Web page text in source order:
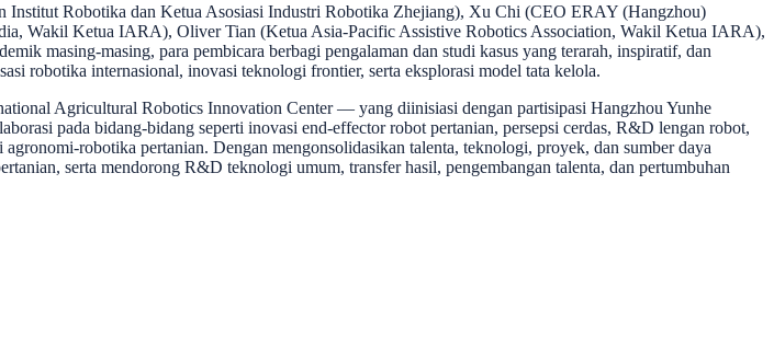
Robotika dan Ketua Asosiasi Industri Robotika Zhejiang), Xu Chi (CEO ERAY (Hangzhou)
Wakil Ketua IARA), Oliver Tian (Ketua Asia-Pacific Assistive Robotics Association, Wakil Ketua IARA),
masing-masing, para pembicara berbagi pengalaman dan studi kasus yang terarah, inspiratif, dan
robotika internasional, inovasi teknologi frontier, serta eksplorasi model tata kelola.
Agricultural Robotics Innovation Center — yang diinisiasi dengan partisipasi Hangzhou Yunhe
pada bidang-bidang seperti inovasi end-effector robot pertanian, persepsi cerdas, R&D lengan robot,
robotika pertanian. Dengan mengonsolidasikan talenta, teknologi, proyek, dan sumber daya
serta mendorong R&D teknologi umum, transfer hasil, pengembangan talenta, dan pertumbuhan